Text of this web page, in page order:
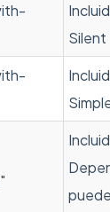
Silent